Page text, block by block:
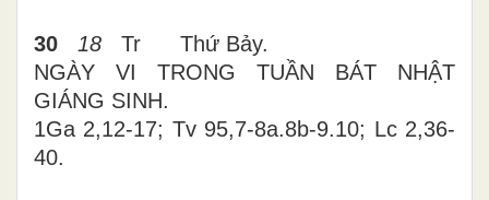
30 18 Tr Thứ Bảy.
NGÀY VI TRONG TUẦN BÁT NHẬT
GIÁNG SINH.
1Ga 2,12-17; Tv 95,7-8a.8b-9.10; Lc 2,36-
40.